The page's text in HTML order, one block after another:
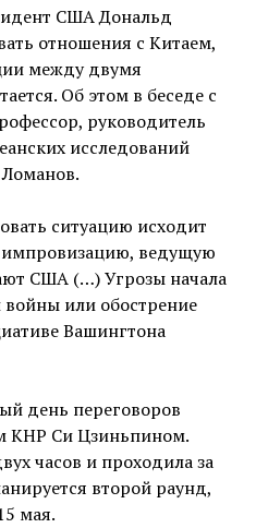
США Дональд
отношения с Китаем,
между двумя
Об этом в беседе с
руководитель
исследований
ситуацию исходит
импровизацию, ведущую
США (…) Угрозы начала
войны или обострение
Вашингтона
день переговоров
КНР Си Цзиньпином.
часов и проходила за
второй раунд,
мая.